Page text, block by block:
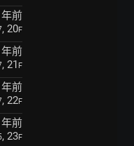
年前
, 20F
年前
, 21 F
年前
, 22F
年前
, 23F